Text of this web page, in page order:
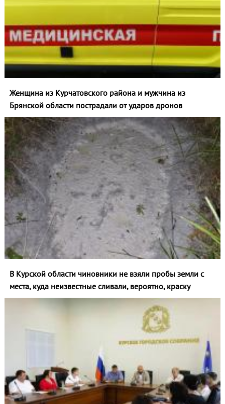
Женщина из Курчатовского района и мужчина из
Брянской области пострадали от ударов дронов
В Курской области чиновники не взяли пробы земли с
места, куда неизвестные сливали, вероятно, краску